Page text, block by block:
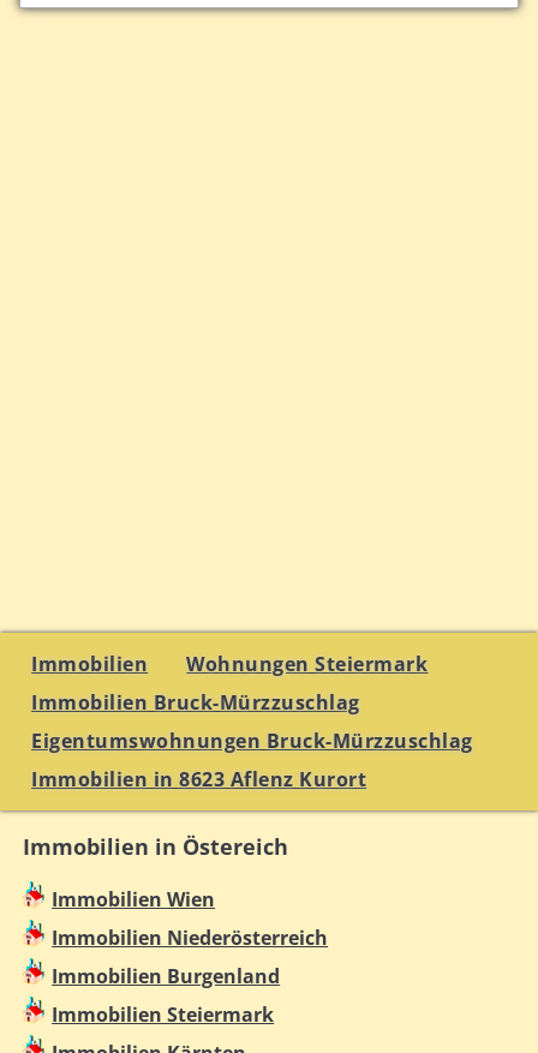
Immobilien
Wohnungen Steiermark
Immobilien Bruck-Mürzzuschlag
Eigentumswohnungen Bruck-Mürzzuschlag
Immobilien in 8623 Aflenz Kurort
Immobilien in Östereich
Immobilien Wien
Immobilien Niederösterreich
Immobilien Burgenland
Immobilien Steiermark